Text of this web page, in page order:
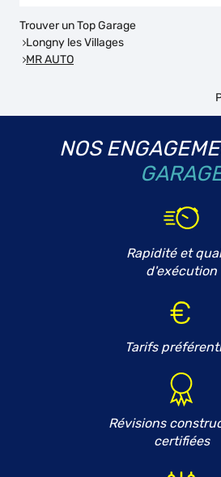
Trouver un Top Garage
Longny les Villages
MR AUTO
NOS
Rapidité et
d'exécution
Tarifs
Révisions
certifiées